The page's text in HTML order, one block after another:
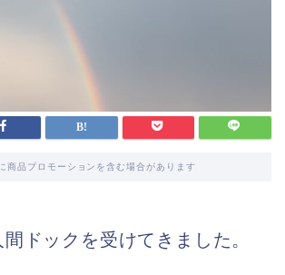
商品プロモーションを含む場合があります
ドックを受けてきました。